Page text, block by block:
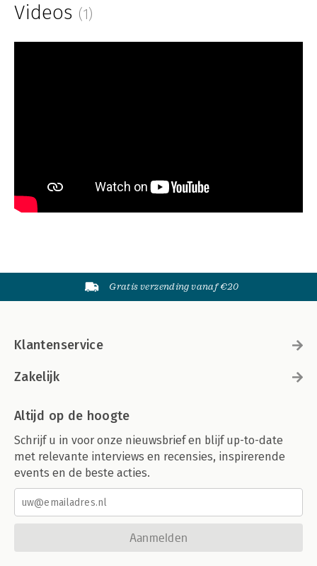
Videos (1)
Gratis verzending vanaf €20
Klantenservice
Zakelijk
Altijd op de hoogte
Schrijf u in voor onze nieuwsbrief en blijf up-to-date
met relevante interviews en recensies, inspirerende
events en de beste acties.
Aanmelden